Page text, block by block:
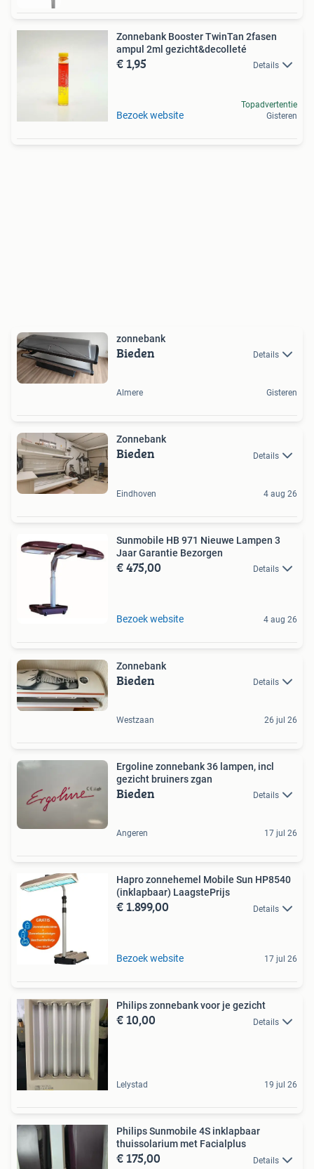
Zonnebank Booster TwinTan 2fasen
ampul 2ml gezicht&decolleté
€ 1,95 Details
Bezoek website
Topadvertentie
Gisteren
zonnebank
Bieden Details
Almere Gisteren
Zonnebank
Bieden Details
Eindhoven 4 aug 26
Sunmobile HB 971 Nieuwe Lampen 3
Jaar Garantie Bezorgen
€ 475,00 Details
Bezoek website 4 aug 26
Zonnebank
Bieden Details
Westzaan 26 jul 26
Ergoline zonnebank 36 lampen, incl
gezicht bruiners zgan
Bieden Details
Angeren 17 jul 26
Hapro zonnehemel Mobile Sun HP8540
(inklapbaar) LaagstePrijs
€ 1.899,00 Details
Bezoek website 17 jul 26
Philips zonnebank voor je gezicht
€ 10,00 Details
Lelystad 19 jul 26
Philips Sunmobile 4S inklapbaar
thuissolarium met Facialplus
€ 175,00 Details